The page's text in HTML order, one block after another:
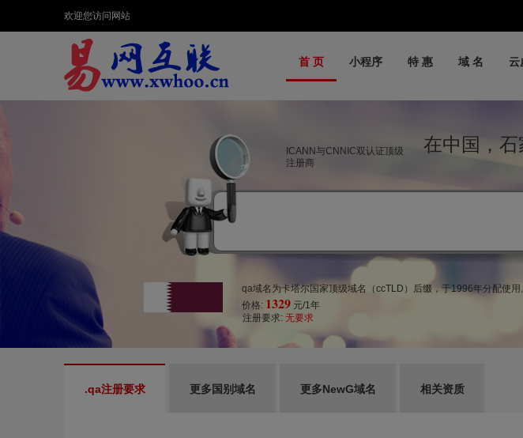
欢迎您访问网站
首 页 小程序 特 惠 域 名 云
ICANN与CNNIC双认证顶级
注册商
在中国，
qa域名为卡塔尔国家顶级域名（ccTLD）后缀，于1996年分配使用
价格: 1329 元/1年
注册要求: 无要求
.qa注册要求 更多国别域名 更多NewG域名 相关资质